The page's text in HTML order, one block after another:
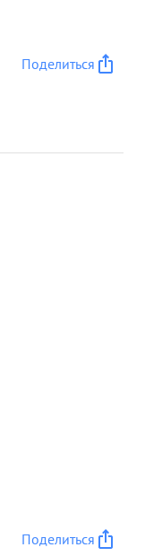
Поделиться
Поделиться